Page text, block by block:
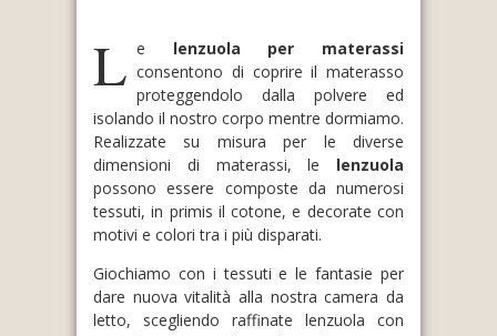
L e lenzuola per materassi
consentono di coprire il materasso
proteggendolo dalla polvere ed
isolando il nostro corpo mentre dormiamo.
Realizzate su misura per le diverse
dimensioni di materassi, le lenzuola
possono essere composte da numerosi
tessuti, in primis il cotone, e decorate con
motivi e colori tra i più disparati.
Giochiamo con i tessuti e le fantasie per
dare nuova vitalità alla nostra camera da
letto, scegliendo raffinate lenzuola con